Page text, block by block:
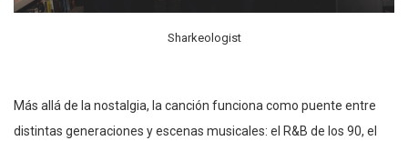
Sharkeologist
Más allá de la nostalgia, la canción funciona como puente entre
distintas generaciones y escenas musicales: el R&B de los 90, el